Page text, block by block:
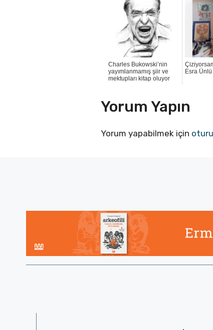
Charles Bukowski’nin
yayımlanmamış şiir ve
mektupları kitap oluyor
Esra
Yorum Yapın
Yorum yapabilmek için